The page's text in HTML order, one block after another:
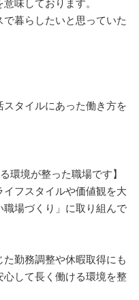
味しております。
暮らしたいと思っていた
スタイルにあった働き方を
環境が整った職場です】
フスタイルや価値観を大
場づくり」に取り組んで
勤務調整や休暇取得にも
して長く働ける環境を整